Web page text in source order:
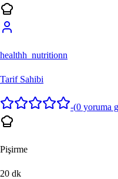
healthh_nutritionn
Tarif Sahibi
-(0 yoruma
Pişirme
20 dk